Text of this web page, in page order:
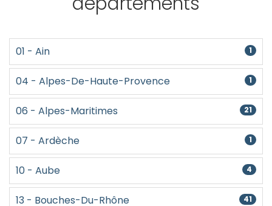
01 - Ain 1
04 - Alpes-De-Haute-Provence 1
06 - Alpes-Maritimes 21
07 - Ardèche 1
10 - Aube 4
13 - Bouches-Du-Rhône 41